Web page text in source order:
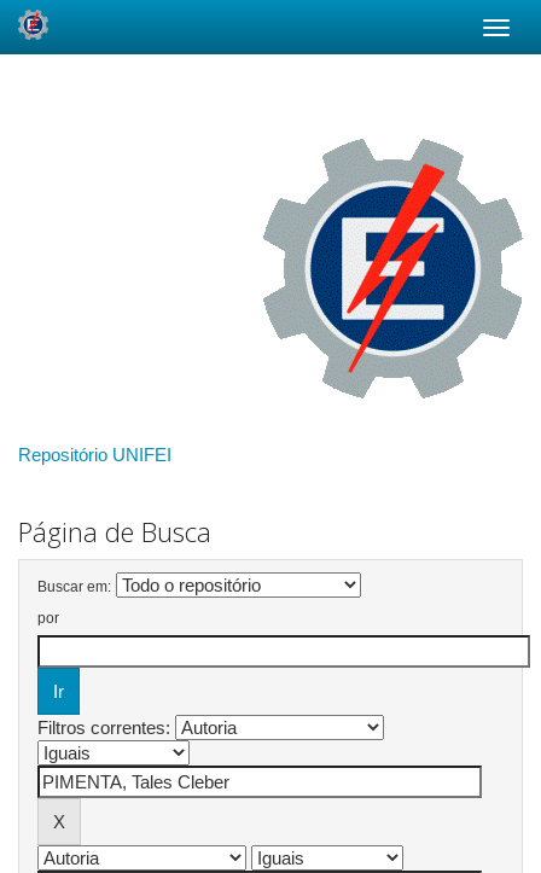
Repositório UNIFEI
Página de Busca
Buscar em:
por
Filtros correntes: